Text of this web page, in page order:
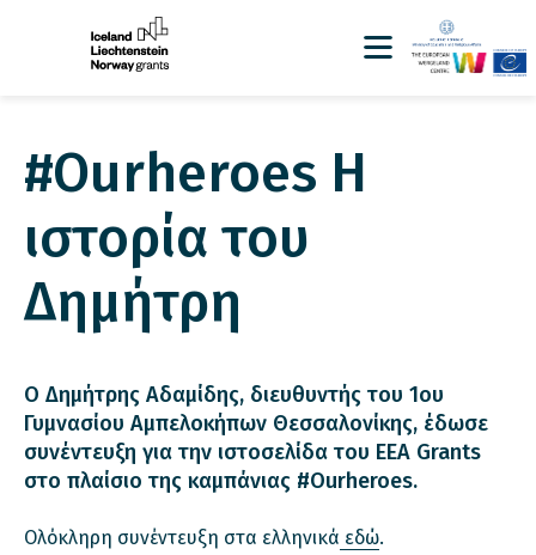
#Ourheroes H
ιστορία του
Δημήτρη
Ο Δημήτρης Αδαμίδης, διευθυντής του 1ου
Γυμνασίου Αμπελοκήπων Θεσσαλονίκης, έδωσε
συνέντευξη για την ιστοσελίδα του EEA Grants
στο πλαίσιο της καμπάνιας #Ourheroes.
Ολόκληρη συνέντευξη στα ελληνικά εδώ.